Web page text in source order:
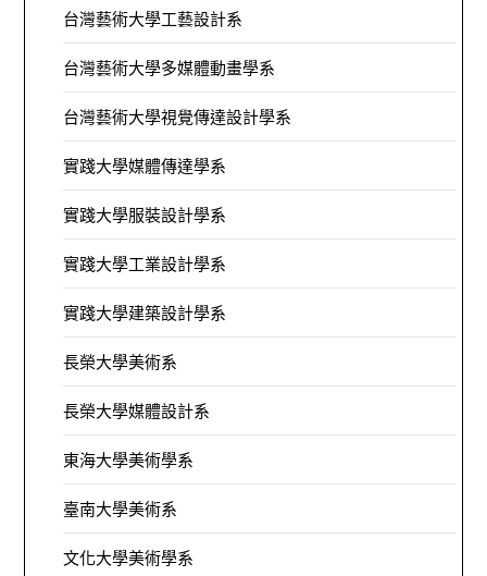
台灣藝術大學工藝設計系
台灣藝術大學多媒體動畫學系
台灣藝術大學視覺傳達設計學系
實踐大學媒體傳達學系
實踐大學服裝設計學系
實踐大學工業設計學系
實踐大學建築設計學系
長榮大學美術系
長榮大學媒體設計系
東海大學美術學系
臺南大學美術系
文化大學美術學系